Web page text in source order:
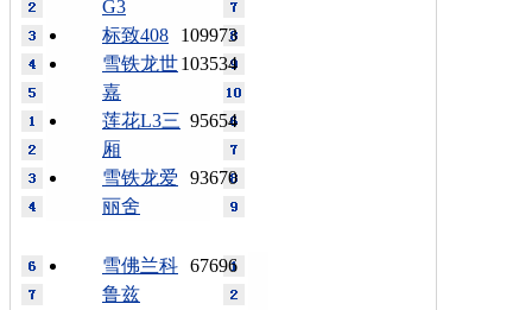
G3
109973
标致408
103534
雪铁龙世
嘉
95654
莲花L3三
厢
93670
雪铁龙爱
丽舍
67696
雪佛兰科
鲁兹